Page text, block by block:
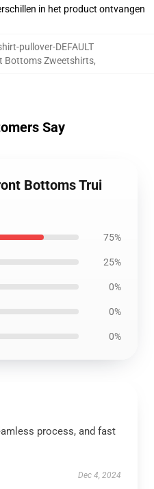
in het product ontvangen
pullover-DEFAULT
Bottoms Zweetshirts,
Say
Bottoms Trui
75%
25%
0%
0%
0%
process, and fast
Dec 4, 2024